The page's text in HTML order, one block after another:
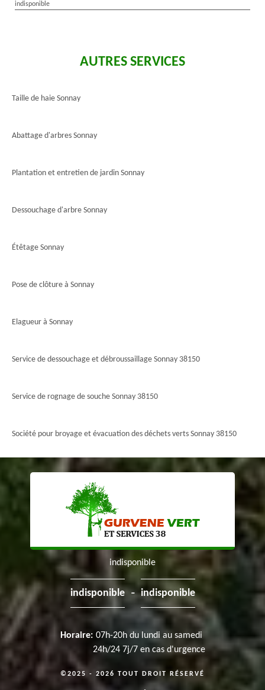
indisponible
AUTRES SERVICES
Taille de haie Sonnay
Abattage d'arbres Sonnay
Plantation et entretien de jardin Sonnay
Dessouchage d'arbre Sonnay
Étêtage Sonnay
Pose de clôture à Sonnay
Elagueur à Sonnay
Service de dessouchage et débroussaillage Sonnay 38150
Service de rognage de souche Sonnay 38150
Société pour broyage et évacuation des déchets verts Sonnay 38150
indisponible
indisponible - indisponible
Horaire: 07h-20h du lundi au samedi
24h/24 7j/7 en cas d'urgence
©2025 - 2026 TOUT DROIT RÉSERVÉ